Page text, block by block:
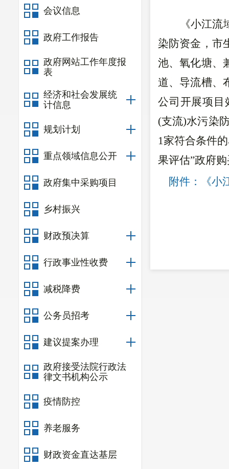
会议信息
政府工作报告
政府网站工作年度报
表
经济和社会发展统
计信息
规划计划
重点领域信息公开
政府集中采购项目
乡村振兴
财政预决算
行政事业性收费
减税降费
公务员招考
建议提案办理
政府接受法院行政法
律文书机构公示
疫情防控
养老服务
财政资金直达基层
《小江
染防资金，市
池、氧化塘、
道、导流槽、
公司开展项目
(支流)水污染
1家符合条件的
果评估”政府
附件：《小